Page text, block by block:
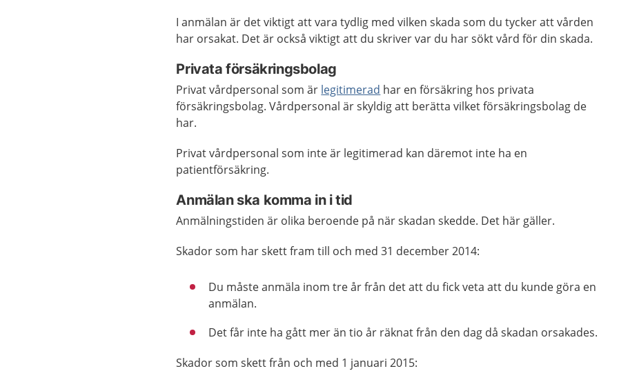
I anmälan är det viktigt att vara tydlig med vilken skada som du tycker att vården
har orsakat. Det är också viktigt att du skriver var du har sökt vård för din skada.
Privata försäkringsbolag
Privat vårdpersonal som är legitimerad har en försäkring hos privata
försäkringsbolag. Vårdpersonal är skyldig att berätta vilket försäkringsbolag de
har.
Privat vårdpersonal som inte är legitimerad kan däremot inte ha en
patientförsäkring.
Anmälan ska komma in i tid
Anmälningstiden är olika beroende på när skadan skedde. Det här gäller.
Skador som har skett fram till och med 31 december 2014:
Du måste anmäla inom tre år från det att du fick veta att du kunde göra en
anmälan.
Det får inte ha gått mer än tio år räknat från den dag då skadan orsakades.
Skador som skett från och med 1 januari 2015: